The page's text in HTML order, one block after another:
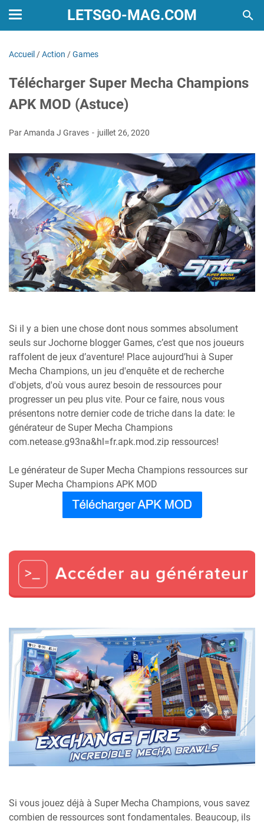
LETSGO-MAG.COM
Accueil /Action /Games
Télécharger Super Mecha Champions
APK MOD (Astuce)
Par Amanda J Graves juillet 26, 2020
Si il y a bien une chose dont nous sommes absolument
seuls sur Jochorne blogger Games, c’est que nos joueurs
raffolent de jeux d’aventure! Place aujourd’hui à Super
Mecha Champions, un jeu d'enquête et de recherche
d'objets, d'où vous aurez besoin de ressources pour
progresser un peu plus vite. Pour ce faire, nous vous
présentons notre dernier code de triche dans la date: le
générateur de Super Mecha Champions
com.netease.g93na&hl=fr.apk.mod.zip ressources!
Le générateur de Super Mecha Champions ressources sur
Super Mecha Champions APK MOD
Si vous jouez déjà à Super Mecha Champions, vous savez
combien de ressources sont fondamentales. Beaucoup, ils